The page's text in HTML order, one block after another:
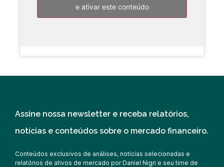
e ativar este conteúdo
Assine nossa newsletter e receba relatórios,
notícias e conteúdos sobre o mercado financeiro.
Conteúdos exclusivos de análises, notícias selecionadas e
relatórios de ativos de mercado por Daniel Nigri e seu time de